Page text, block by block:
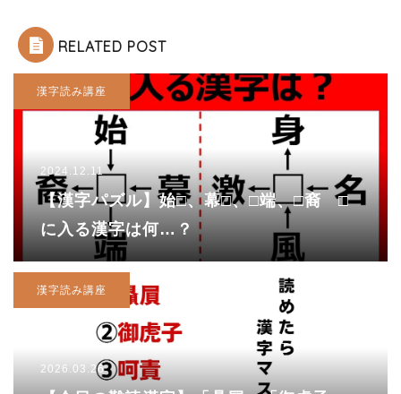
RELATED POST
漢字読み講座
2024.12.11
【漢字パズル】始□、幕□、□端、□裔 □
に入る漢字は何…？
漢字読み講座
2026.03.26